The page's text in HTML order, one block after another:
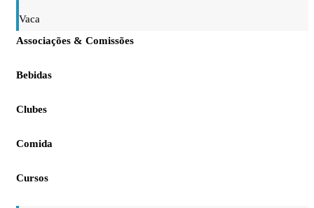
Vaca
Associações & Comissões
Bebidas
Clubes
Comida
Cursos